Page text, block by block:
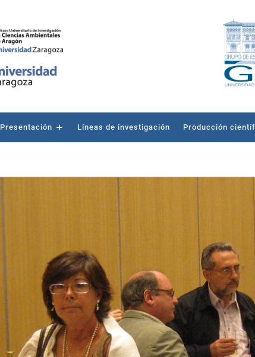
Presentación Líneas de investigación Producción